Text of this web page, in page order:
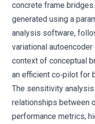
concrete frame
generated using a
analysis software,
variational autoencoder
context of conceptual
an efficient co‐pilot for
The sensitivity
relationships between
performance metrics,